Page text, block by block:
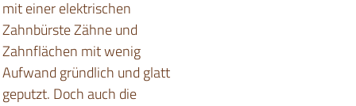
mit einer elektrischen
Zahnbürste Zähne und
Zahnflächen mit wenig
Aufwand gründlich und glatt
geputzt. Doch auch die